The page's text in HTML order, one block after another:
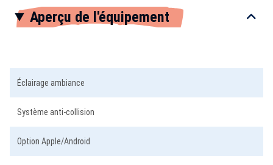
Aperçu de l'équipement
Éclairage ambiance
Système anti-collision
Option Apple/Android